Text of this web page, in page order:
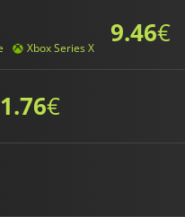
Xbox Series X 9.46€
1.76€